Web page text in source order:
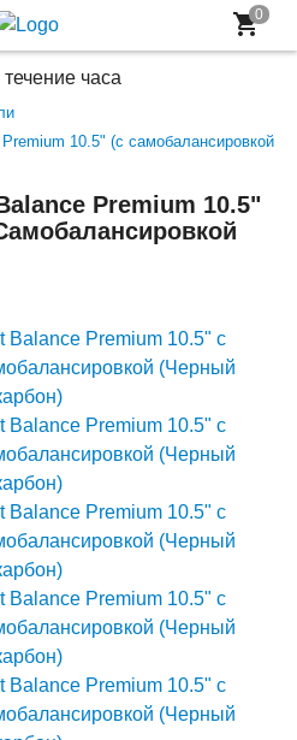
10.5" (с самобалансировкой
Premium 10.5"